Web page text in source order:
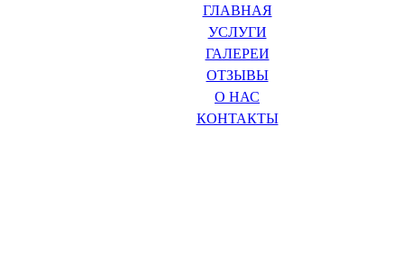
ГЛАВНАЯ
УСЛУГИ
ГАЛЕРЕИ
ОТЗЫВЫ
О НАС
КОНТАКТЫ